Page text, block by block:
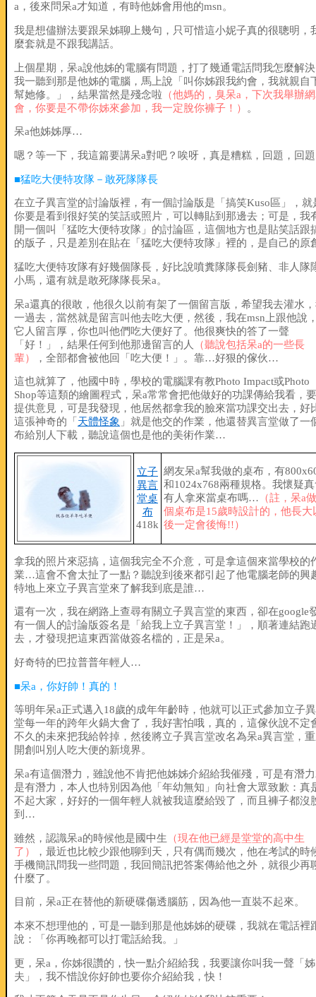
a，後來問呆a才知道，有時他姊會用他的msn。
我是想儘辦法要跟呆姊聊上幾句，只可惜這小妮子真的很聰明，
麼套就是不跟我講話。
上個星期，呆a說他姊的電腦有問題，打了幾通電話問我怎麼解
我一聽到那是他姊的電腦，馬上說「叫你姊跟我約會，我就親自
幫她修。」，結果當然是殘念啦 （他媽的，臭呆a，下次我舉辦
會，你要是不帶你姊來參加，我一定脫你褲子！）
。
呆a他姊姊厚…
嗯？等一下，我這篇要講呆a對吧？唉呀，真是糟糕，回題，回
■猛吃大便特攻隊－敢死隊隊長
在立子異言堂的討論版裡，有一個討論版是「搞笑Kuso區」，就
你要是看到很好笑的笑話或照片，可以轉貼到那邊去；可是，我
開一個叫「猛吃大便特攻隊」的討論區，這個地方也是貼笑話跟
的版子，只是差別在貼在「猛吃大便特攻隊」裡的，是自己的原
猛吃大便特攻隊有好幾個隊長，好比說噴糞隊隊長劍豬、非人隊
小馬，還有就是敢死隊隊長呆a。
呆a還真的很敢，他很久以前有架了一個留言版，希望我去灌水
一過去，當然就是留言叫他去吃大便，然後，我在msn上跟他說
它人留言厚，你也叫他們吃大便好了。他很爽快的答了一聲
「好！」，結果任何到他那邊留言的人
（聽說包括呆a的一些長
輩）
，全部都會被他回「吃大便！」。靠…好狠的傢伙…
這也就算了，他國中時，學校的電腦課有教Photo Impact或Photo
Shop等這類的繪圖程式，呆a常常會把他做好的功課傳給我看，
提供意見，可是我發現，他居然都拿我的臉來當功課交出去，好
這張神奇的「 天體怪象 」就是他交的作業，他還替異言堂做了一
布給別人下載，聽說這個也是他的美術作業…
立子
異言
堂桌
布
418k
網友呆a幫我做的桌布，有
和1024x768兩種規格。我懷疑
有人拿來當桌布嗎… （註，呆a
個桌布是15歲時設計的，他長大
後一定會後悔!!）
拿我的照片來惡搞，這個我完全不介意，可是拿這個來當學校的
業…這會不會太扯了一點？聽說到後來都引起了他電腦老師的興
特地上來立子異言堂來了解我到底是誰…
還有一次，我在網路上查尋有關立子異言堂的東西，卻在google
有一個人的討論版簽名是「給我上立子異言堂！」，順著連結跑
去，才發現把這東西當做簽名檔的，正是呆a。
好奇特的巴拉普普年輕人…
■呆a，你好帥！真的！
等明年呆a正式邁入18歲的成年年齡時，他就可以正式參加立子
堂每一年的跨年火鍋大會了，我好害怕哦，真的，這傢伙說不定
不久的未來把我給幹掉，然後將立子異言堂改名為呆a異言堂，
開創叫別人吃大便的新境界。
呆a有這個潛力，雖說他不肯把他姊姊介紹給我催殘，可是有潛
是有潛力，本人也特別因為他「年幼無知」向社會大眾致歉：真
不起大家，好好的一個年輕人就被我這麼給毀了，而且褲子都沒
到…
雖然，認識呆a的時候他是國中生 （現在他已經是堂堂的高中生
了）
，最近也比較少跟他聊到天，只有偶而幾次，他在考試的時
手機簡訊問我一些問題，我回簡訊把答案傳給他之外，就很少再
什麼了。
目前，呆a正在替他的新硬碟傷透腦筋，因為他一直裝不起來。
本來不想理他的，可是一聽到那是他姊姊的硬碟，我就在電話裡
說：「你再晚都可以打電話給我。」
更，呆a，你姊很讚的，快一點介紹給我，我要讓你叫我一聲「姊
夫」，我不惜說你好帥也要你介紹給我，快！